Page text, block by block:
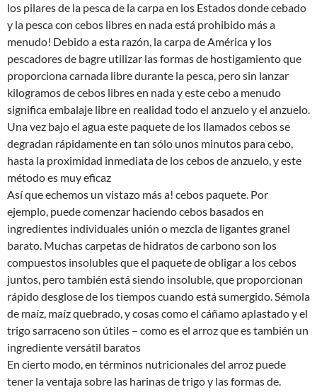
los pilares de la pesca de la carpa en los Estados donde cebado
y la pesca con cebos libres en nada está prohibido más a
menudo! Debido a esta razón, la carpa de América y los
pescadores de bagre utilizar las formas de hostigamiento que
proporciona carnada libre durante la pesca, pero sin lanzar
kilogramos de cebos libres en nada y este cebo a menudo
significa embalaje libre en realidad todo el anzuelo y el anzuelo.
Una vez bajo el agua este paquete de los llamados cebos se
degradan rápidamente en tan sólo unos minutos para cebo,
hasta la proximidad inmediata de los cebos de anzuelo, y este
método es muy eficaz
Así que echemos un vistazo más a! cebos paquete. Por
ejemplo, puede comenzar haciendo cebos basados en
ingredientes individuales unión o mezcla de ligantes granel
barato. Muchas carpetas de hidratos de carbono son los
compuestos insolubles que el paquete de obligar a los cebos
juntos, pero también está siendo insoluble, que proporcionan
rápido desglose de los tiempos cuando está sumergido. Sémola
de maíz, maíz quebrado, y cosas como el cáñamo aplastado y el
trigo sarraceno son útiles – como es el arroz que es también un
ingrediente versátil baratos
En cierto modo, en términos nutricionales del arroz puede
tener la ventaja sobre las harinas de trigo y las formas de.